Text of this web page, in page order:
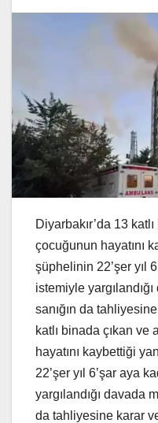
Diyarbakır’da 13
çocuğunun hayatını
şüphelinin 22’şer yıl
istemiyle
sanığın da
katlı binada çıkan
hayatını kaybettiği
22’şer yıl 6’şar aya
yargılandığı davada
da tahliyesine karar